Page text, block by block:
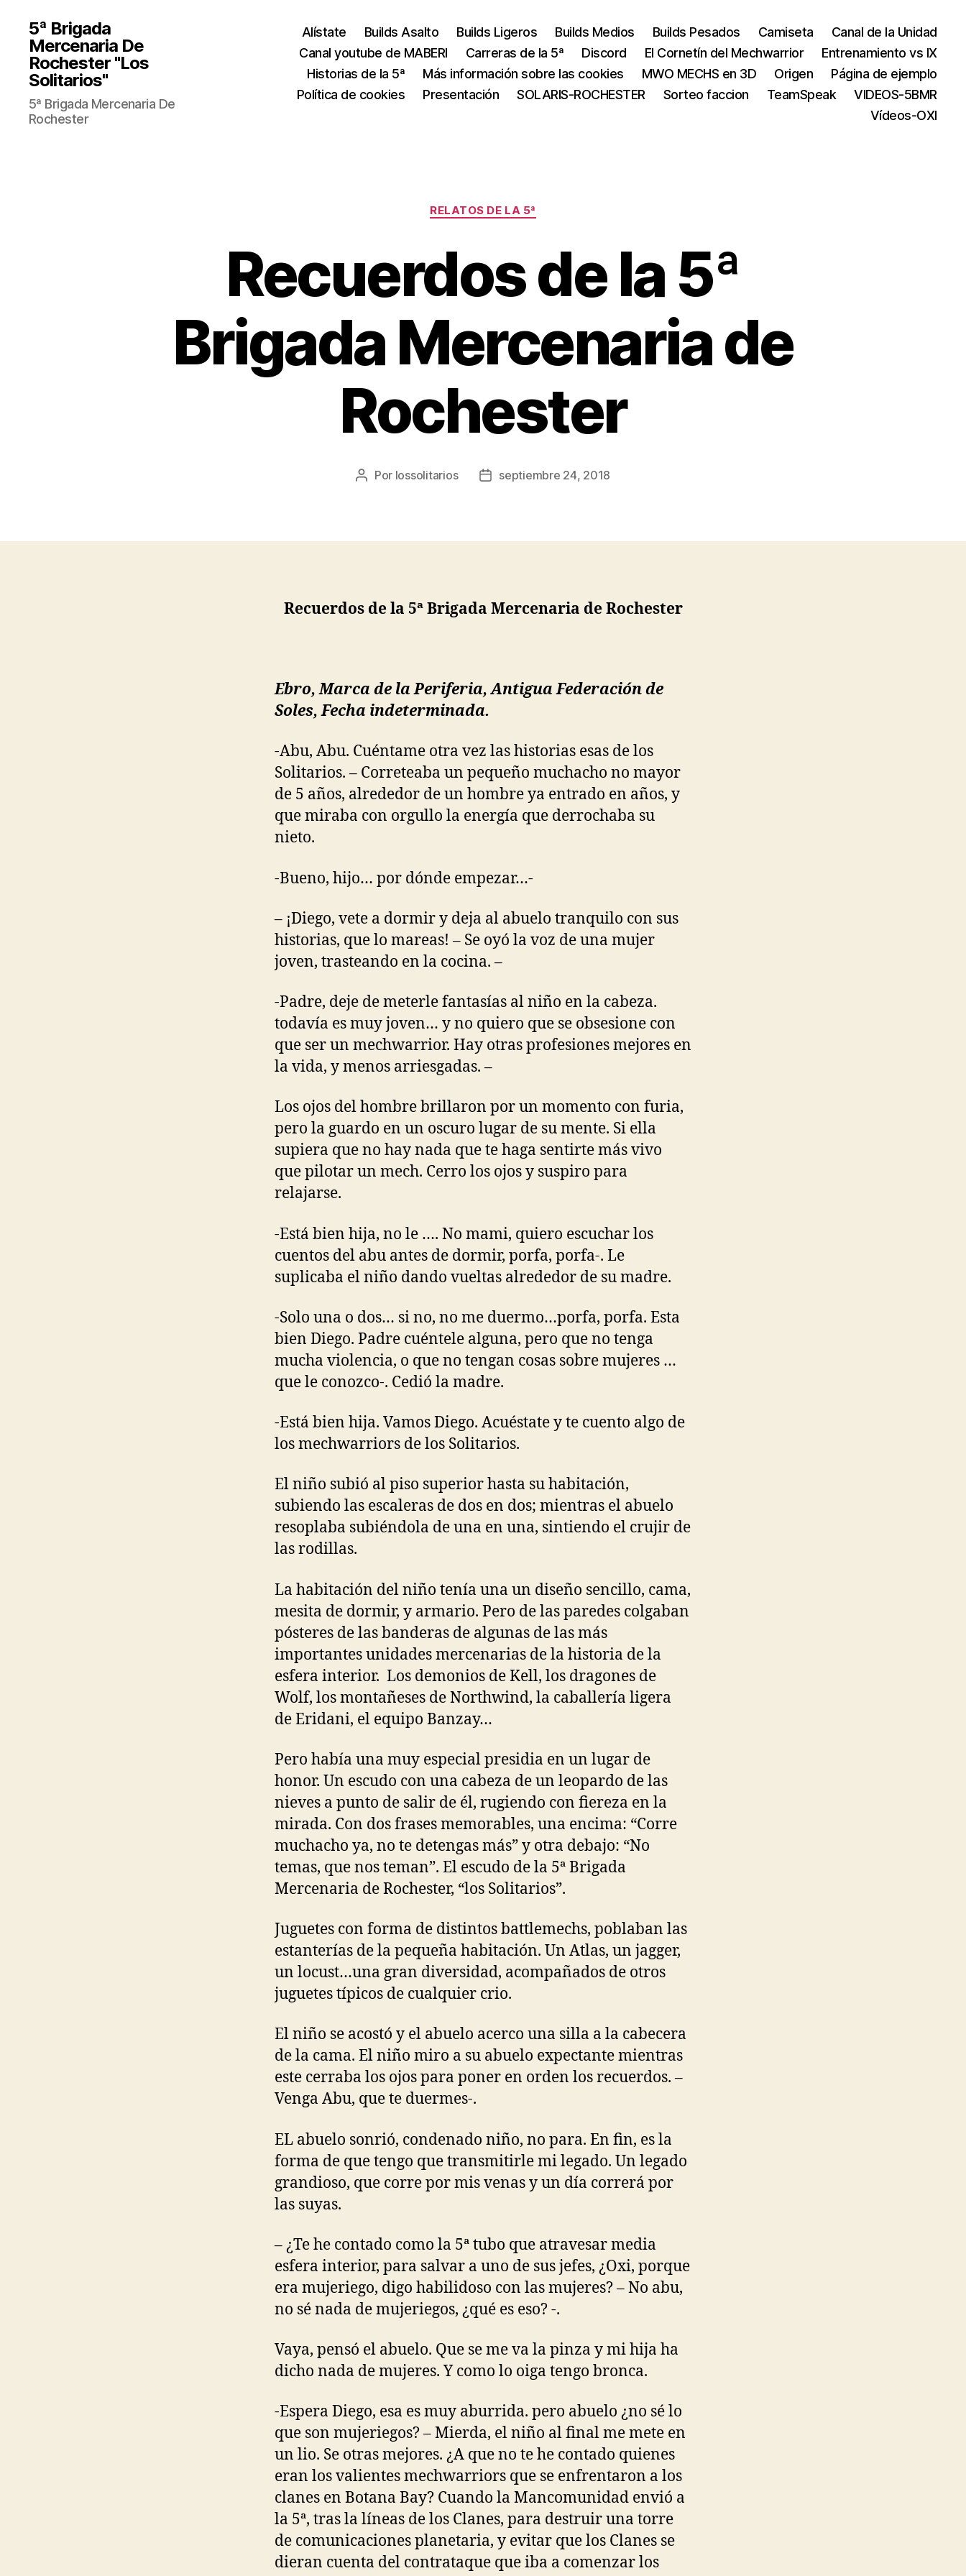
5ª Brigada
Mercenaria De
Rochester "Los
Solitarios"
5ª Brigada Mercenaria De
Rochester
Alístate Builds Asalto Builds Ligeros Builds Medios Builds Pesados Camiseta
Canal de la Unidad
Canal youtube de MABERI
Carreras de la 5ª Discord El Cornetín del Mechwarrior
Entrenamiento vs IX
Historias de la 5ª
Más información sobre las cookies MWO MECHS en 3D Origen
Página de ejemplo
Política de cookies
Presentación SOLARIS-ROCHESTER Sorteo faccion TeamSpeak
VIDEOS-5BMR
Vídeos-OXI
Categorías
RELATOS DE LA 5ª
Recuerdos de la 5ª
Brigada Mercenaria de
Rochester
Autor
Por lossolitarios
Fechaseptiembre 24, 2018
Recuerdos de la 5ª Brigada Mercenaria de Rochester
Ebro, Marca de la Periferia, Antigua Federación de
Soles, Fecha indeterminada.
-Abu, Abu. Cuéntame otra vez las historias esas de los
Solitarios. – Correteaba un pequeño muchacho no mayor
de 5 años, alrededor de un hombre ya entrado en años, y
que miraba con orgullo la energía que derrochaba su
nieto.
-Bueno, hijo… por dónde empezar…-
– ¡Diego, vete a dormir y deja al abuelo tranquilo con sus
historias, que lo mareas! – Se oyó la voz de una mujer
joven, trasteando en la cocina. –
-Padre, deje de meterle fantasías al niño en la cabeza.
todavía es muy joven… y no quiero que se obsesione con
que ser un mechwarrior. Hay otras profesiones mejores en
la vida, y menos arriesgadas. –
Los ojos del hombre brillaron por un momento con furia,
pero la guardo en un oscuro lugar de su mente. Si ella
supiera que no hay nada que te haga sentirte más vivo
que pilotar un mech. Cerro los ojos y suspiro para
relajarse.
-Está bien hija, no le …. No mami, quiero escuchar los
cuentos del abu antes de dormir, porfa, porfa-. Le
suplicaba el niño dando vueltas alrededor de su madre.
-Solo una o dos… si no, no me duermo…porfa, porfa. Esta
bien Diego. Padre cuéntele alguna, pero que no tenga
mucha violencia, o que no tengan cosas sobre mujeres …
que le conozco-. Cedió la madre.
-Está bien hija. Vamos Diego. Acuéstate y te cuento algo de
los mechwarriors de los Solitarios.
El niño subió al piso superior hasta su habitación,
subiendo las escaleras de dos en dos; mientras el abuelo
resoplaba subiéndola de una en una, sintiendo el crujir de
las rodillas.
La habitación del niño tenía una un diseño sencillo, cama,
mesita de dormir, y armario. Pero de las paredes colgaban
pósteres de las banderas de algunas de las más
importantes unidades mercenarias de la historia de la
esfera interior. Los demonios de Kell, los dragones de
Wolf, los montañeses de Northwind, la caballería ligera
de Eridani, el equipo Banzay…
Pero había una muy especial presidia en un lugar de
honor. Un escudo con una cabeza de un leopardo de las
nieves a punto de salir de él, rugiendo con fiereza en la
mirada. Con dos frases memorables, una encima: “Corre
muchacho ya, no te detengas más” y otra debajo: “No
temas, que nos teman”. El escudo de la 5ª Brigada
Mercenaria de Rochester, “los Solitarios”.
Juguetes con forma de distintos battlemechs, poblaban las
estanterías de la pequeña habitación. Un Atlas, un jagger,
un locust…una gran diversidad, acompañados de otros
juguetes típicos de cualquier crio.
El niño se acostó y el abuelo acerco una silla a la cabecera
de la cama. El niño miro a su abuelo expectante mientras
este cerraba los ojos para poner en orden los recuerdos. –
Venga Abu, que te duermes-.
EL abuelo sonrió, condenado niño, no para. En fin, es la
forma de que tengo que transmitirle mi legado. Un legado
grandioso, que corre por mis venas y un día correrá por
las suyas.
– ¿Te he contado como la 5ª tubo que atravesar media
esfera interior, para salvar a uno de sus jefes, ¿Oxi, porque
era mujeriego, digo habilidoso con las mujeres? – No abu,
no sé nada de mujeriegos, ¿qué es eso? -.
Vaya, pensó el abuelo. Que se me va la pinza y mi hija ha
dicho nada de mujeres. Y como lo oiga tengo bronca.
-Espera Diego, esa es muy aburrida. pero abuelo ¿no sé lo
que son mujeriegos? – Mierda, el niño al final me mete en
un lio. Se otras mejores. ¿A que no te he contado quienes
eran los valientes mechwarriors que se enfrentaron a los
clanes en Botana Bay? Cuando la Mancomunidad envió a
la 5ª, tras la líneas de los Clanes, para destruir una torre
de comunicaciones planetaria, y evitar que los Clanes se
dieran cuenta del contrataque que iba a comenzar los